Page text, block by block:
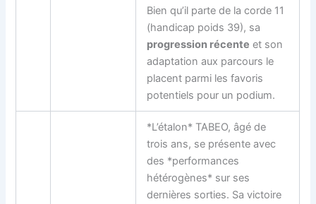
Bien qu’il parte de la corde 11
(handicap poids 39), sa
progression récente et son
adaptation aux parcours le
placent parmi les favoris
potentiels pour un podium.
*L’étalon* TABEO, âgé de
trois ans, se présente avec
des *performances
hétérogènes* sur ses
dernières sorties. Sa victoire